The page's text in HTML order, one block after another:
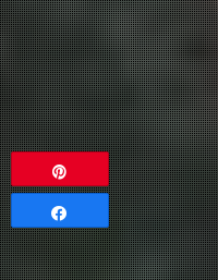
Eveil
Outils et
Épingle
Partagez